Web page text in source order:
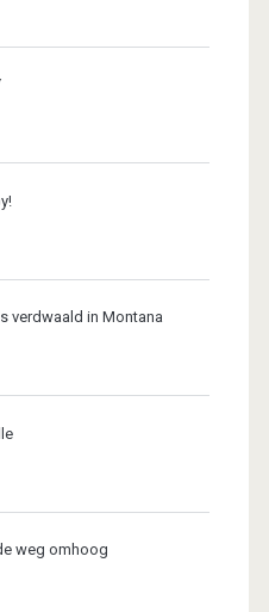
verdwaald in Montana
weg omhoog